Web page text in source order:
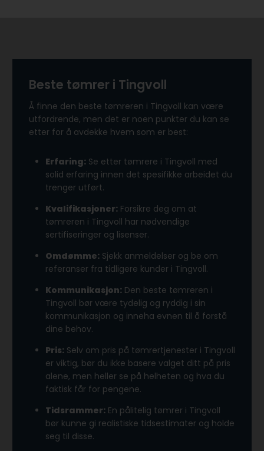
Beste tømrer i Tingvoll
Å finne den beste tømreren i Tingvoll kan være
utfordrende, men det er noen punkter du kan se
etter for å avdekke hvem som er best:
Erfaring: Se etter tømrere i Tingvoll med
solid erfaring innen det spesifikke arbeidet du
trenger utført.
Kvalifikasjoner: Forsikre deg om at
tømreren i Tingvoll har nødvendige
sertifiseringer og lisenser.
Omdømme: Sjekk anmeldelser og be om
referanser fra tidligere kunder i Tingvoll.
Kommunikasjon: Den beste tømreren i
Tingvoll bør være tydelig og ryddig i sin
kommunikasjon og inneha evnen til å forstå
dine behov.
Pris: Selv om pris på tømrertjenester i Tingvoll
er viktig, bør du ikke basere valget ditt på pris
alene, men heller se på helheten og hva du
faktisk får for pengene.
Tidsrammer: En pålitelig tømrer i Tingvoll
bør kunne gi realistiske tidsestimater og holde
seg til disse.